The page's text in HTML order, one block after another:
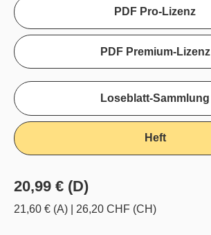
PDF Pro-Lizenz
PDF Premium-Lizenz
Loseblatt-Sammlung
Heft
20,99 € (D)
21,60 € (A) 26,20 CHF (CH)